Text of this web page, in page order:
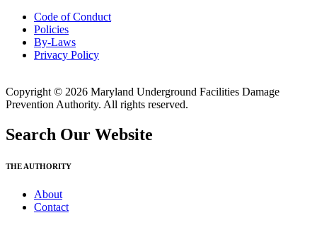
Code of Conduct
Policies
By-Laws
Privacy Policy
Copyright © 2026 Maryland Underground Facilities Damage
Prevention Authority. All rights reserved.
Search Our Website
THE AUTHORITY
About
Contact